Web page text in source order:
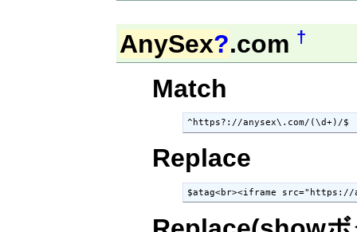
AnySex?.com †
Match
^https?://anysex\.com/(\d+)/$
Replace
$atag<br><iframe src="https://